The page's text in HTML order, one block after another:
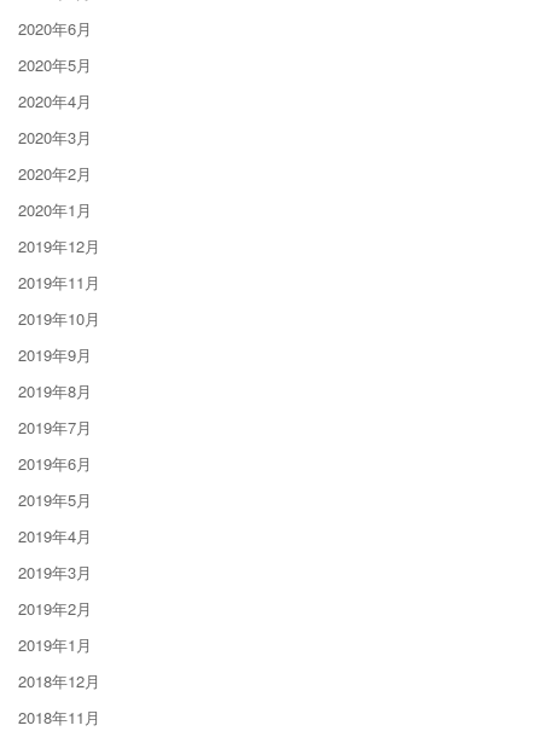
2020年6月
2020年5月
2020年4月
2020年3月
2020年2月
2020年1月
2019年12月
2019年11月
2019年10月
2019年9月
2019年8月
2019年7月
2019年6月
2019年5月
2019年4月
2019年3月
2019年2月
2019年1月
2018年12月
2018年11月